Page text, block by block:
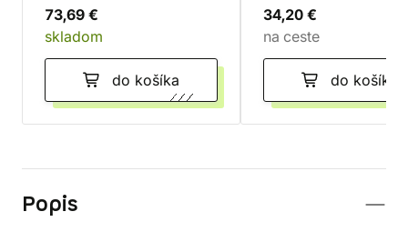
73,69 €
skladom
do košíka
34,20 €
na ceste
do košíka
Popis